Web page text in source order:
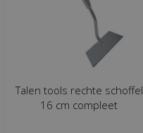
Talen tools rechte schoffel
16 cm compleet